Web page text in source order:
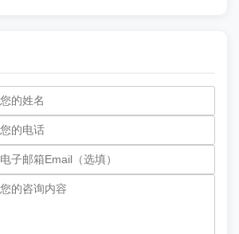
着度假大使走就行了，跟坐邮轮的感觉特别
车。
过，来给楼主说说呼伦贝尔号豪华旅游专列体
干湿分离卫浴洗澡水压都很稳，工作人员说新加
程没堵过，床品斯得福、洗护AHAVA，确实对
能直达根河和漠河，在根河我们坐越野车深入大
古雅使鹿部落，林间喝定制茶歇喂驯鹿，那感
事。这个车上的福利还特别多，推荐你去足动旅
有呼伦贝尔号的详细介绍。
费用是多少？爸妈马上退休了，打算带他
订了两间铂金，呼伦贝尔号列车的费用花了人